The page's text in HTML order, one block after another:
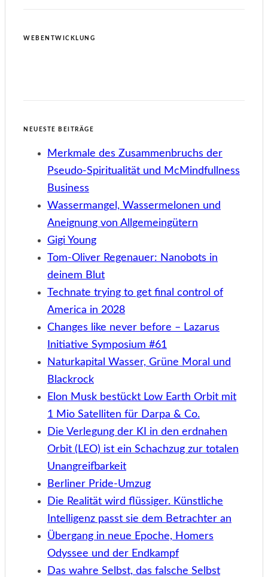
WEBENTWICKLUNG
NEUESTE BEITRÄGE
Merkmale des Zusammenbruchs der
Pseudo-Spiritualität und McMindfullness
Business
Wassermangel, Wassermelonen und
Aneignung von Allgemeingütern
Gigi Young
Tom-Oliver Regenauer: Nanobots in
deinem Blut
Technate trying to get final control of
America in 2028
Changes like never before – Lazarus
Initiative Symposium #61
Naturkapital Wasser, Grüne Moral und
Blackrock
Elon Musk bestückt Low Earth Orbit mit
1 Mio Satelliten für Darpa & Co.
Die Verlegung der KI in den erdnahen
Orbit (LEO) ist ein Schachzug zur totalen
Unangreifbarkeit
Berliner Pride-Umzug
Die Realität wird flüssiger. Künstliche
Intelligenz passt sie dem Betrachter an
Übergang in neue Epoche, Homers
Odyssee und der Endkampf
Das wahre Selbst, das falsche Selbst